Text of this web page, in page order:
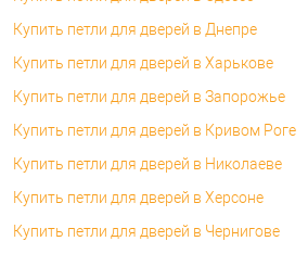
Купить петли для дверей в Днепре
Купить петли для дверей в Харькове
Купить петли для дверей в Запорожье
Купить петли для дверей в Кривом Роге
Купить петли для дверей в Николаеве
Купить петли для дверей в Херсоне
Купить петли для дверей в Чернигове